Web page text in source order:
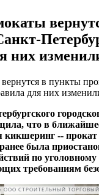
них
в пункты
для них
что в
кикшеринг --
была
по уголовному
требованиям